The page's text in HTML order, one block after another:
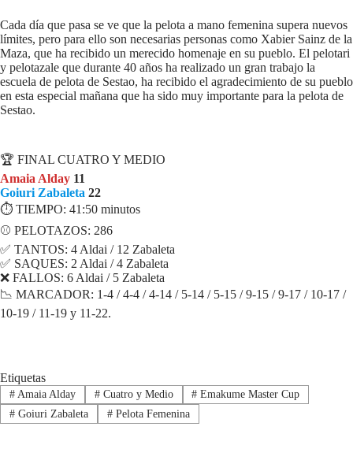
Cada día que pasa se ve que la pelota a mano femenina supera nuevos
límites, pero para ello son necesarias personas como Xabier Sainz de la
Maza, que ha recibido un merecido homenaje en su pueblo. El pelotari
y pelotazale que durante 40 años ha realizado un gran trabajo la
escuela de pelota de Sestao, ha recibido el agradecimiento de su pueblo
en esta especial mañana que ha sido muy importante para la pelota de
Sestao.
🏆 FINAL CUATRO Y MEDIO
Amaia Alday 11
Goiuri Zabaleta 22
⏱ TIEMPO: 41:50 minutos
⚾ PELOTAZOS: 286
✅ TANTOS: 4 Aldai / 12 Zabaleta
✅ SAQUES: 2 Aldai / 4 Zabaleta
❌ FALLOS: 6 Aldai / 5 Zabaleta
📉 MARCADOR: 1-4 / 4-4 / 4-14 / 5-14 / 5-15 / 9-15 / 9-17 / 10-17 /
10-19 / 11-19 y 11-22.
Etiquetas
#Amaia Alday #Cuatro y Medio # Emakume Master Cup
#Goiuri Zabaleta #Pelota Femenina